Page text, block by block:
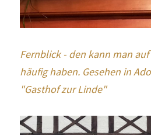
Fernblick - den kann man
häufig haben. Gesehen in
"Gasthof zur Linde"